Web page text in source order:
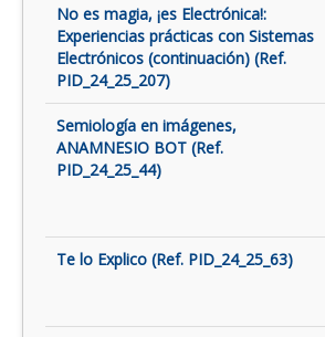
No es magia, ¡es Electrónica!:
Experiencias prácticas con Sistemas
Electrónicos (continuación) (Ref.
PID_24_25_207)
Semiología en imágenes,
ANAMNESIO BOT (Ref.
PID_24_25_44)
Te lo Explico (Ref. PID_24_25_63)